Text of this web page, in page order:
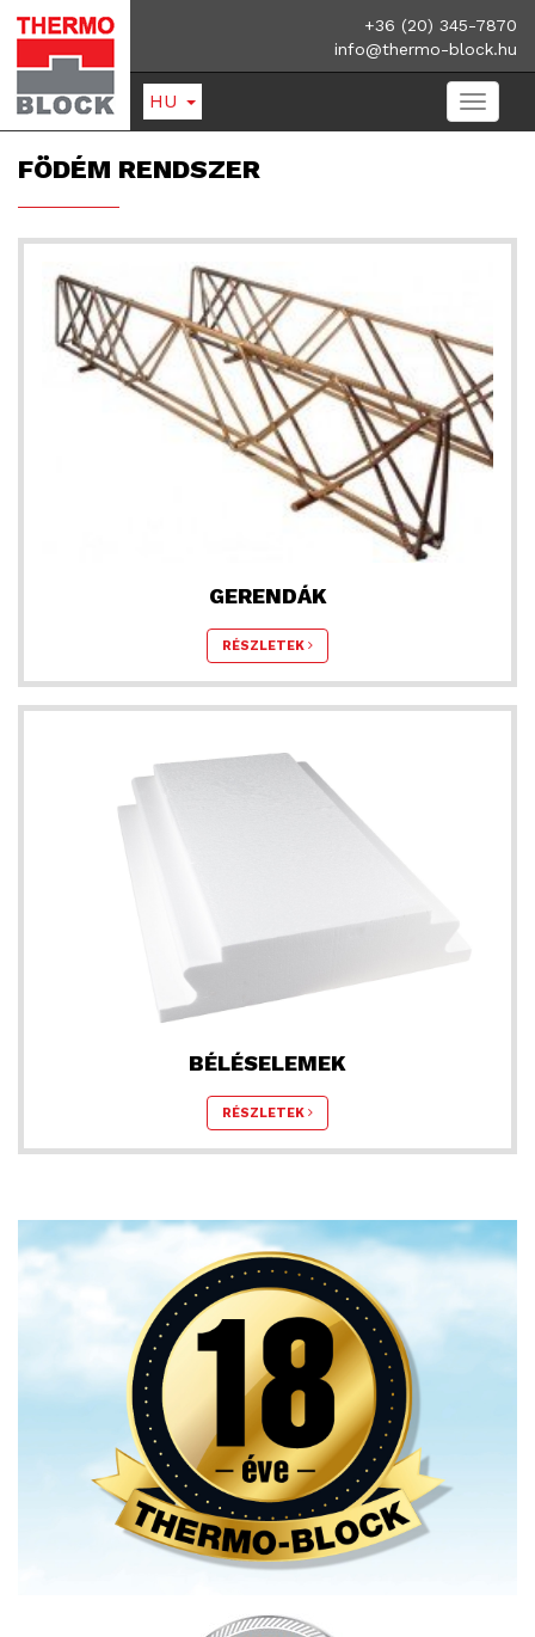
+36 (20) 345-7870
info@thermo-block.hu
HU
FÖDÉM RENDSZER
GERENDÁK
RÉSZLETEK
BÉLÉSELEMEK
RÉSZLETEK